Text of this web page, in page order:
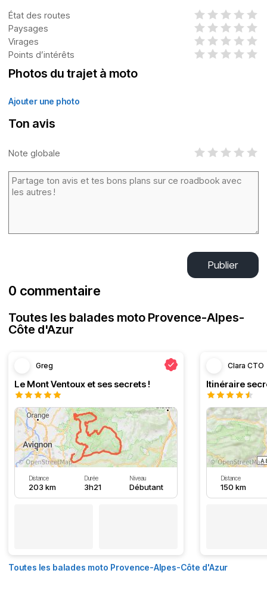
État des routes
Paysages
Virages
Points d’intérêts
Photos du trajet à moto
Ajouter une photo
Ton avis
Note globale
Publier
0 commentaire
Toutes les balades moto Provence-Alpes-
Côte d'Azur
Greg
Le Mont Ventoux et ses secrets !
Distance
203 km
Durée
3h21
Niveau
Débutant
Clara CTO
Distance
150 km
Toutes les balades moto Provence-Alpes-Côte d'Azur